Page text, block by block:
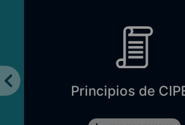
Principios de